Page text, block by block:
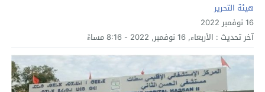
هيئة التحرير
16 نوفمبر 2022
آخر تحديث : الأربعاء, 16 نوفمبر, 2022 - 8:16 مساءً